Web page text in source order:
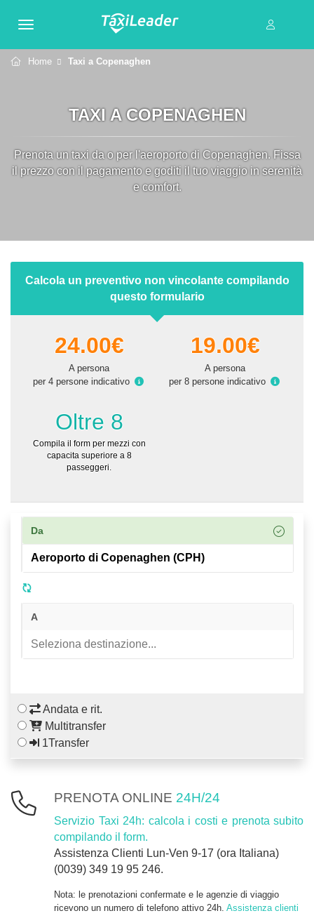
Home Taxi a Copenaghen
TAXI A COPENAGHEN
Prenota un taxi da o per l'aeroporto di Copenaghen. Fissa
il prezzo con il pagamento e goditi il tuo viaggio in serenità
e comfort.
Calcola un preventivo non vincolante compilando
questo formulario
24.00€
A persona
per 4 persone indicativo
19.00€
A persona
per 8 persone indicativo
Oltre 8
Compila il form per mezzi con
capacita superiore a 8
passeggeri.
Da
A
Andata e rit.
Multitransfer
1Transfer
PRENOTA ONLINE 24H/24
Servizio Taxi 24h: calcola i costi e prenota subito
compilando il form.
Assistenza Clienti Lun-Ven 9-17 (ora Italiana)
(0039) 349 19 95 246.
Nota: le prenotazioni confermate e le agenzie di viaggio
ricevono un numero di telefono attivo 24h. Assistenza clienti